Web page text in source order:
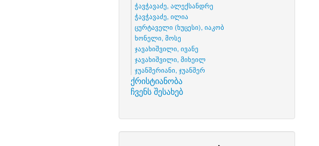
ჭავჭავაძე, ალექსანდრე
ჭავჭავაძე, ილია
ცურტაველი (ხუცესი), იაკობ
ხონელი, მოსე
ჯავახიშვილი, ივანე
ჯავახიშვილი, მიხეილ
ჯუანშერიანი, ჯუანშერ
ქრისტიანობა
ჩვენს შესახებ